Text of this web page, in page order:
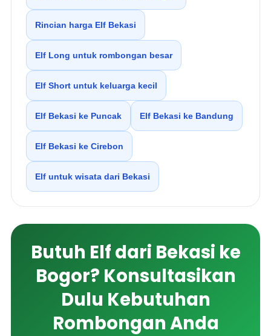
Rincian harga Elf Bekasi
Elf Long untuk rombongan besar
Elf Short untuk keluarga kecil
Elf Bekasi ke Puncak Elf Bekasi ke Bandung
Elf Bekasi ke Cirebon
Elf untuk wisata dari Bekasi
Butuh Elf dari Bekasi ke
Bogor? Konsultasikan
Dulu Kebutuhan
Rombongan Anda